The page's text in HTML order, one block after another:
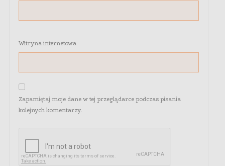
Witryna internetowa
Zapamiętaj moje dane w tej przeglądarce podczas pisania
kolejnych komentarzy.